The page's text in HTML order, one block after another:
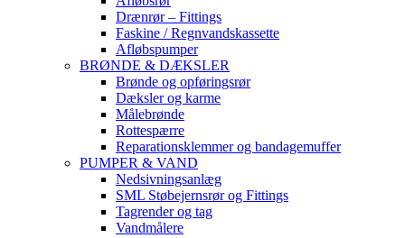
Drænrør – Fittings
Faskine / Regnvandskassette
Afløbspumper
BRØNDE & DÆKSLER
Brønde og opføringsrør
Dæksler og karme
Målebrønde
Rottespærre
Reparationsklemmer og bandagemuffer
PUMPER & VAND
Nedsivningsanlæg
SML Støbejernsrør og Fittings
Tagrender og tag
Vandmålere